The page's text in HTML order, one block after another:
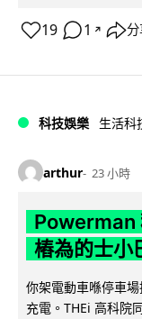
19 1 ↗
科技娛樂 生活科
arthur 23 小時
Powerman
樁為的士小
你架電動車喺停車
充電。THEi 高科院